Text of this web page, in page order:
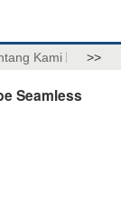
Kami >>
Seamless